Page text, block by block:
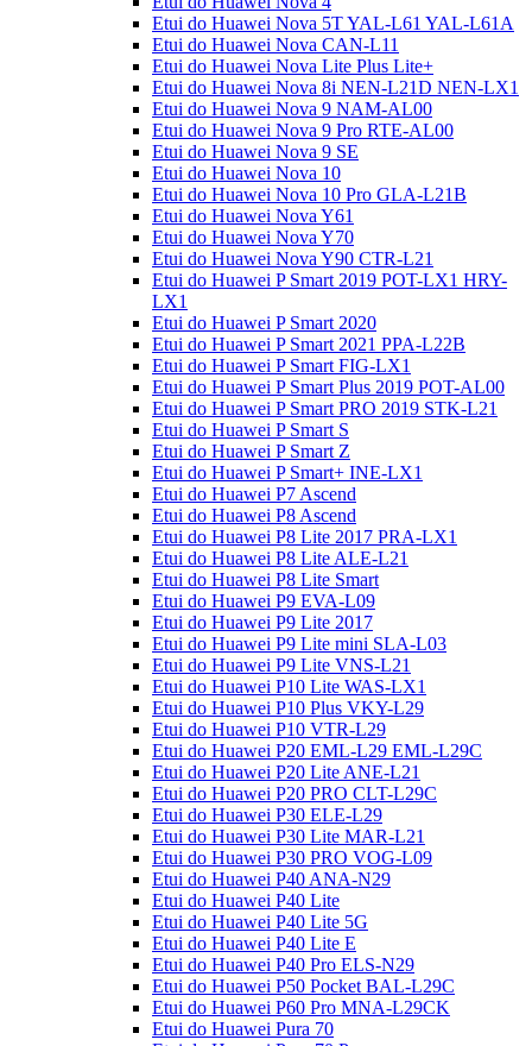
Etui do Huawei Nova 5T YAL-L61 YAL-L61A
Etui do Huawei Nova CAN-L11
Etui do Huawei Nova Lite Plus Lite+
Etui do Huawei Nova 8i NEN-L21D NEN-LX1
Etui do Huawei Nova 9 NAM-AL00
Etui do Huawei Nova 9 Pro RTE-AL00
Etui do Huawei Nova 9 SE
Etui do Huawei Nova 10
Etui do Huawei Nova 10 Pro GLA-L21B
Etui do Huawei Nova Y61
Etui do Huawei Nova Y70
Etui do Huawei Nova Y90 CTR-L21
Etui do Huawei P Smart 2019 POT-LX1 HRY-
LX1
Etui do Huawei P Smart 2020
Etui do Huawei P Smart 2021 PPA-L22B
Etui do Huawei P Smart FIG-LX1
Etui do Huawei P Smart Plus 2019 POT-AL00
Etui do Huawei P Smart PRO 2019 STK-L21
Etui do Huawei P Smart S
Etui do Huawei P Smart Z
Etui do Huawei P Smart+ INE-LX1
Etui do Huawei P7 Ascend
Etui do Huawei P8 Ascend
Etui do Huawei P8 Lite 2017 PRA-LX1
Etui do Huawei P8 Lite ALE-L21
Etui do Huawei P8 Lite Smart
Etui do Huawei P9 EVA-L09
Etui do Huawei P9 Lite 2017
Etui do Huawei P9 Lite mini SLA-L03
Etui do Huawei P9 Lite VNS-L21
Etui do Huawei P10 Lite WAS-LX1
Etui do Huawei P10 Plus VKY-L29
Etui do Huawei P10 VTR-L29
Etui do Huawei P20 EML-L29 EML-L29C
Etui do Huawei P20 Lite ANE-L21
Etui do Huawei P20 PRO CLT-L29C
Etui do Huawei P30 ELE-L29
Etui do Huawei P30 Lite MAR-L21
Etui do Huawei P30 PRO VOG-L09
Etui do Huawei P40 ANA-N29
Etui do Huawei P40 Lite
Etui do Huawei P40 Lite 5G
Etui do Huawei P40 Lite E
Etui do Huawei P40 Pro ELS-N29
Etui do Huawei P50 Pocket BAL-L29C
Etui do Huawei P60 Pro MNA-L29CK
Etui do Huawei Pura 70